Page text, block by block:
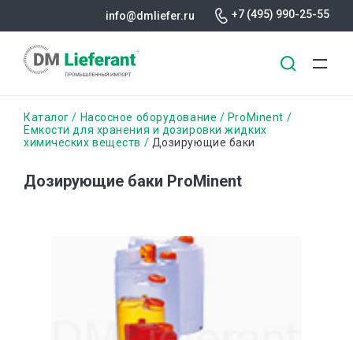
основному
info@dmliefer.ru +7 (495) 990-25-55
Строка
навигации
Каталог Насосное оборудование
ProMinent
Емкости для хранения и дозировки жидких
химических веществ
Дозирующие баки
Дозирующие баки ProMinent